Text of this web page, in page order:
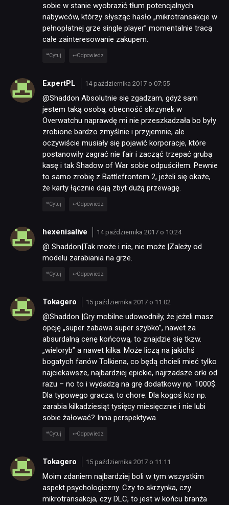
sobie w stanie wyobrazić tłum potencjalnych
nabywców, którzy słysząc hasło „mikrotransakcje w
pełnopłatnej grze single player” momentalnie tracą
całe zainteresowanie zakupem.
Cytuj Odpowiedz
ExpertPL 14 października 2017 o 07:55
@Shaddon Absolutnie się zgadzam, gdyż sam
jestem taką osobą, obecność skrzynek w
Overwatchu naprawdę mi nie przeszkadzała bo były
zrobione bardzo zmyślnie i przyjemnie, ale
oczywiście musiały się pojawić korporacje, które
postanowiły zagrać nie fair i zacząć trzepać grubą
kasę i tak Shadow of War sobie odpuściłem. Pewnie
to samo zrobię z Battlefrontem 2, jeżeli się okaże,
że karty łącznie dają zbyt dużą przewagę.
Cytuj Odpowiedz
hexenisalive 14 października 2017 o 10:24
@ Shaddon|Tak może i nie, nie może.|Zależy od
modelu zarabiania na grze.
Cytuj Odpowiedz
Tokagero 15 października 2017 o 11:02
@Shaddon |Gry mobilne udowodniły, że jeżeli masz
opcję „super zabawa super szybko”, nawet za
absurdalną cenę końcową, to znajdzie się tkzw.
„wieloryb” a nawet kilka. Może liczą na jakichś
bogatych fanów Tolkiena, co będą chcieli mieć tylko
najciekawsze, najbardziej epickie, najrzadsze orki od
razu – no to i wydadzą na grę dodatkowy np. 1000$.
Dla typowego gracza, to chore. Dla kogoś kto np.
zarabia kilkadziesiąt tysięcy miesięcznie i nie lubi
sobie żałować? Inna perspektywa.
Cytuj Odpowiedz
Tokagero 15 października 2017 o 11:11
Moim zdaniem najbardziej boli w tym wszystkim
aspekt psychologiczny. Czy to skrzynka, czy
mikrotransakcja, czy DLC, to jest w końcu branża